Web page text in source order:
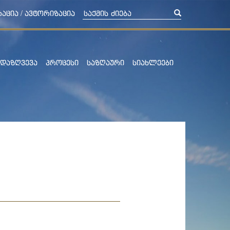
/ ᲐᲕᲢᲝᲠᲘᲖᲐᲪᲘᲐ
ᲓᲐᲖᲦᲕᲔᲕᲐ ᲞᲠᲝᲪᲔᲡᲘ ᲡᲐᲖᲦᲐᲣᲠᲘ ᲡᲘᲐᲮᲚᲔᲔᲑᲘ